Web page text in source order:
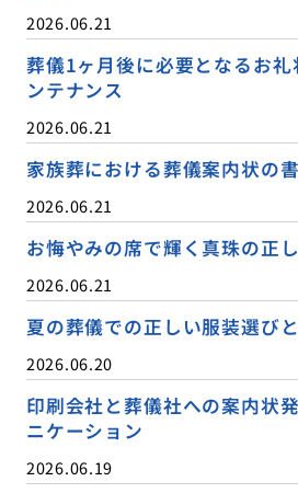
2026.06.21
葬儀1ヶ月後に必要となるお
ンテナンス
2026.06.21
家族葬における葬儀案内状の
2026.06.21
お悔やみの席で輝く真珠の正
2026.06.21
夏の葬儀での正しい服装選び
2026.06.20
印刷会社と葬儀社への案内状
ニケーション
2026.06.19